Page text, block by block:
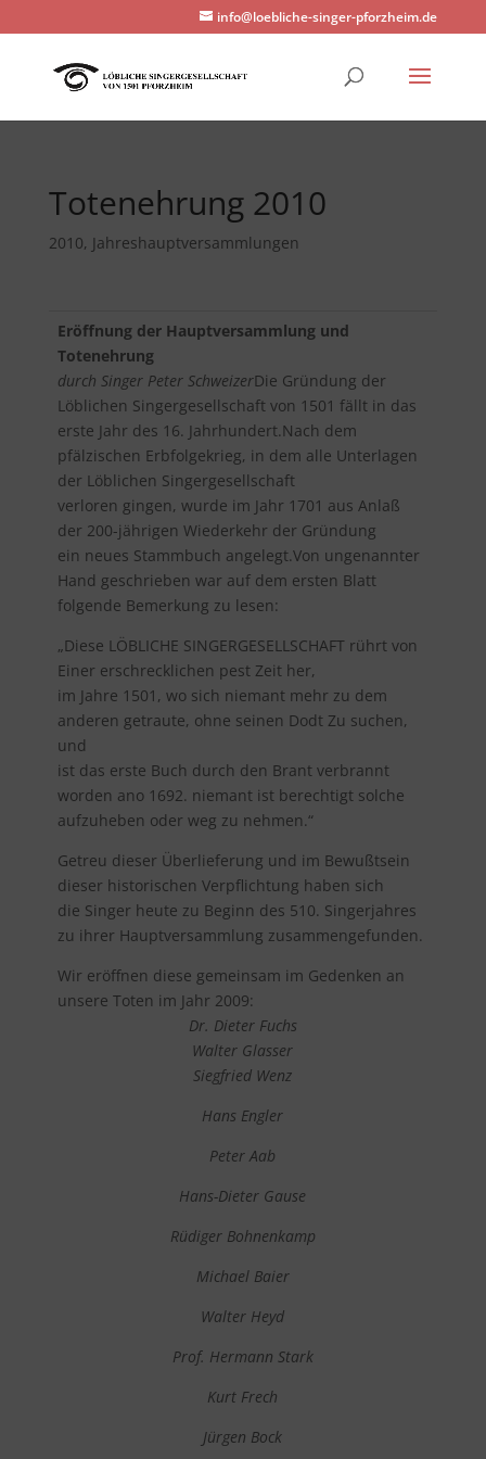
info@loebliche-singer-pforzheim.de
Totenehrung 2010
2010, Jahreshauptversammlungen
Eröffnung der Hauptversammlung und
Totenehrung
durch Singer Peter SchweizerDie Gründung der
Löblichen Singergesellschaft von 1501 fällt in das
erste Jahr des 16. Jahrhundert.Nach dem
pfälzischen Erbfolgekrieg, in dem alle Unterlagen
der Löblichen Singergesellschaft
verloren gingen, wurde im Jahr 1701 aus Anlaß
der 200-jährigen Wiederkehr der Gründung
ein neues Stammbuch angelegt.Von ungenannter
Hand geschrieben war auf dem ersten Blatt
folgende Bemerkung zu lesen:
„Diese LÖBLICHE SINGERGESELLSCHAFT rührt von
Einer erschrecklichen pest Zeit her,
im Jahre 1501, wo sich niemant mehr zu dem
anderen getraute, ohne seinen Dodt Zu suchen,
und
ist das erste Buch durch den Brant verbrannt
worden ano 1692. niemant ist berechtigt solche
aufzuheben oder weg zu nehmen.“
Getreu dieser Überlieferung und im Bewußtsein
dieser historischen Verpflichtung haben sich
die Singer heute zu Beginn des 510. Singerjahres
zu ihrer Hauptversammlung zusammengefunden.
Wir eröffnen diese gemeinsam im Gedenken an
unsere Toten im Jahr 2009:
Dr. Dieter Fuchs
Walter Glasser
Siegfried Wenz
Hans Engler
Peter Aab
Hans-Dieter Gause
Rüdiger Bohnenkamp
Michael Baier
Walter Heyd
Prof. Hermann Stark
Kurt Frech
Jürgen Bock